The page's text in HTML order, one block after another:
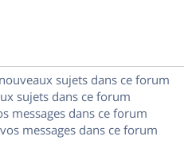
sujets dans ce forum
sujets dans ce forum
messages dans ce forum
messages dans ce forum